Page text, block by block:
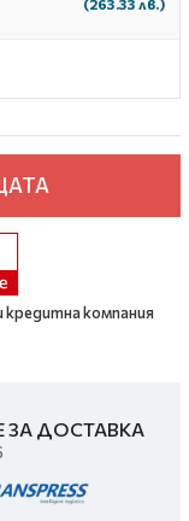
кредитна компания
ЗА ДОСТАВКА